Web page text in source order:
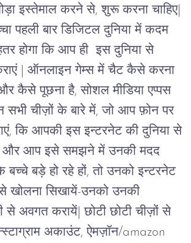
इस्तेमाल करने से, शुरू करना चाहिए|
पहली बार डिजिटल दुनिया में कदम
होगा कि आप ही इस दुनिया से
| ऑनलाइन गेम्स में चैट कैसे करना
कैसे पूछना है, सोशल मीडिया एप्पस
चीज़ों के बारे में, जो आप फ़ोन पर
कि आपकी इस इन्टरनेट की दुनिया से
और आप इसे समझने में उनकी मदद
बड़े हो रहे हों, तो उनको इन्टरनेट
खोलना सिखायें-उनको उनकी
से अवगत करायें| छोटी छोटी चीज़ों से
अकाउंट, ऐमज़ॉन/amazon